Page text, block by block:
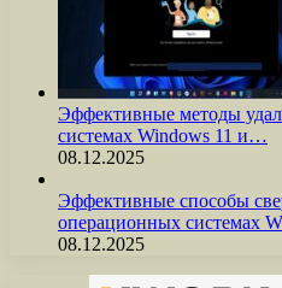
Эффективные методы
системах Windows 11 и…
08.12.2025
Эффективные способы
операционных системах
08.12.2025